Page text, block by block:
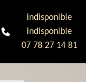
indisponible
indisponible
07 78 27 14 81